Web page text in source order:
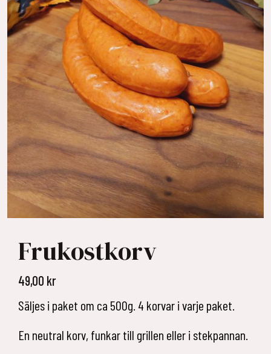
Frukostkorv
49,00 kr
Säljes i paket om ca 500g. 4 korvar i varje paket.
En neutral korv, funkar till grillen eller i stekpannan.